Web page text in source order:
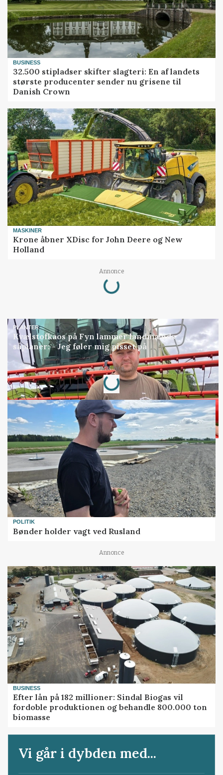
BUSINESS
32.500 stipladser skifter slagteri: En af landets
største producenter sender nu grisene til
Danish Crown
MASKINER
Krone åbner XDisc for John Deere og New
Holland
Annonce
Loading...
PLANTER
Kvælstofkaos på Fyn lammer landmænds
såplaner: - Jeg føler mig pisset på
Annonce
Loading...
POLITIK
Bønder holder vagt ved Rusland
Annonce
BUSINESS
Efter lån på 182 millioner: Sindal Biogas vil
fordoble produktionen og behandle 800.000 ton
biomasse
Vi går i dybden med...